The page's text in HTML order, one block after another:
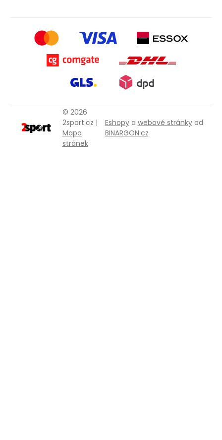
© 2026
2sport.cz |
Mapa
stránek
Eshopya webové stránkyod
BINARGON.cz